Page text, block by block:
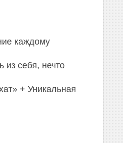
каждому
себя, нечто
+ Уникальная